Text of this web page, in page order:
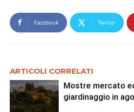
Facebook Twitter
ARTICOLI CORRELATI
Mostre mercato
giardinaggio in